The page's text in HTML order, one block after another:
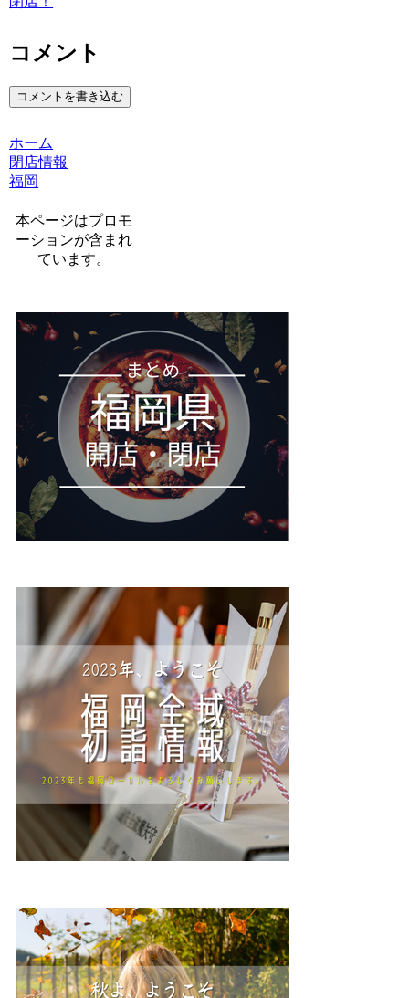
コメント
コメントを書き込む
ホーム
閉店情報
福岡
本ページはプロモ
ーションが含まれ
ています。